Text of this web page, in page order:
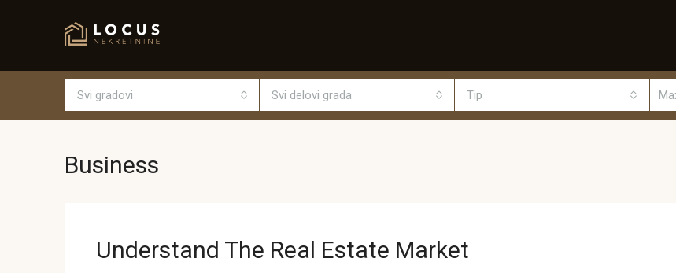
Svi gradovi Svi delovi grada Tip
Business
Understand The Real Estate Market